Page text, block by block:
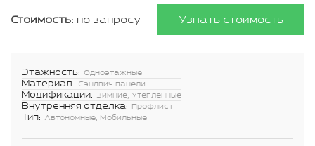
Стоимость: по запросу Узнать стоимость
Этажность: Одноэтажные
Материал: Сэндвич панели
Модификации: Зимние, Утепленные
Внутренняя отделка: Профлист
Тип: Автономные, Мобильные